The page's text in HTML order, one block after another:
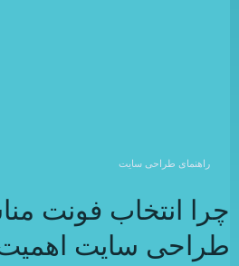
راهنمای طراحی سایت
چرا انتخاب فونت
طراحی سایت اهمیت